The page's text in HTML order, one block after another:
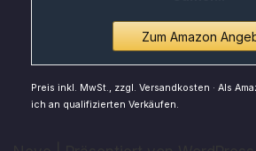
Zum Amazon
Preis inkl. MwSt., zzgl. Versandkosten · Als
ich an qualifizierten Verkäufen.